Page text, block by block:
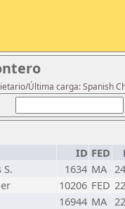
Última carga: Spanish
ID FED
1634 MA
10206 FED
16944 MA